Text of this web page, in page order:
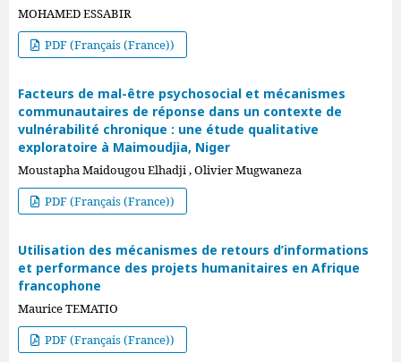
MOHAMED ESSABIR
PDF (Français (France))
Facteurs de mal-être psychosocial et mécanismes
communautaires de réponse dans un contexte de
vulnérabilité chronique : une étude qualitative
exploratoire à Maimoudjia, Niger
Moustapha Maidougou Elhadji , Olivier Mugwaneza
PDF (Français (France))
Utilisation des mécanismes de retours d’informations
et performance des projets humanitaires en Afrique
francophone
Maurice TEMATIO
PDF (Français (France))